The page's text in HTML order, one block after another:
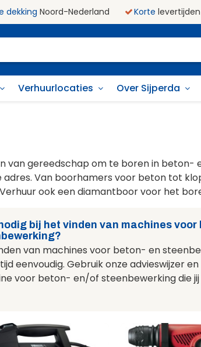
dekking Noord-Nederland Korte levertijden
Verhuurlocaties Over Sijperda
van gereedschap om te boren in beton-
adres. Van boorhamers voor beton tot
ook een diamantboor voor het
bij het vinden van machines voor
van machines voor beton- en
eenvoudig. Gebruik onze advieswijzer
voor beton- en/of steenbewerking die jij